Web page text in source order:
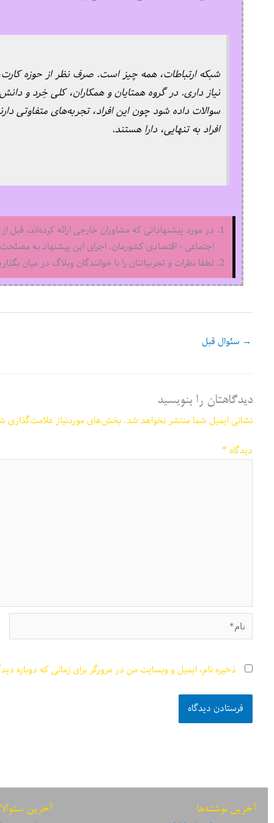
شبکه ارتباطات، همه چیز است. صرف نظر از حوزه
نیاز داری. در گروه همتایان و همکاران، کلی خِرد و
سوالات داده شود چون این افراد، تجربه‌‌‌های
افراد به تنهایی، دارا هستند.
در مورد پیشنهاداتی که مشاوران خارجی ارائه کرده‌اند، قبل
اجتماعی - اقتصادی کشورمان، اجرای این پیشنهاد به
لطفا نظرات و تجربیاتتان را با خوانندگان وبلاگ در میان
→ سئوال قبل
دیدگاهتان را بنویسید
نشانی ایمیل شما منتشر نخواهد شد.بخش‌های موردنیاز علامت‌گذاری
دیدگاه*
نام*
ذخیره نام، ایمیل و وبسایت من در مرورگر برای زمانی که دوباره
آخرین نوشته‌ها آخرین